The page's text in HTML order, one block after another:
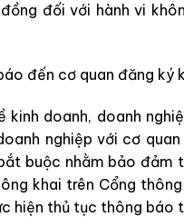
đối với hành vi
đến cơ quan đăng ký
kinh doanh, doanh
nghiệp với cơ
buộc nhằm bảo đảm
khai trên Cổng
hiện thủ tục thông báo